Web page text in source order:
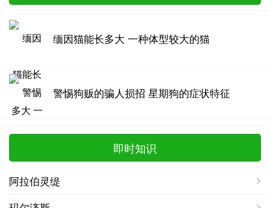
缅因猫能长多大 一种体型较大的猫
警惕狗贩的骗人损招 星期狗的症状特征
即时知识
阿拉伯灵缇